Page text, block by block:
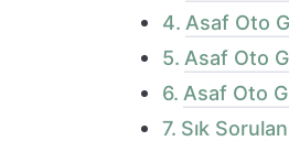
Asaf Oto
Asaf Oto
Asaf Oto
Sık